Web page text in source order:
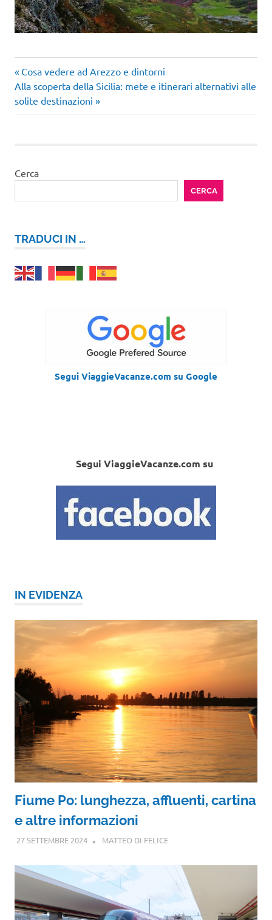
Navigazione
articoli
Articolo
precedente:
Cosa vedere ad Arezzo e dintorni
Articolo
successivo:
Alla scoperta della Sicilia: mete e itinerari alternativi alle
solite destinazioni
Cerca
CERCA
TRADUCI IN …
Segui ViaggieVacanze.com su Google
Segui ViaggieVacanze.com su
IN EVIDENZA
Fiume Po: lunghezza, affluenti, cartina
e altre informazioni
27 SETTEMBRE 2024 MATTEO DI FELICE